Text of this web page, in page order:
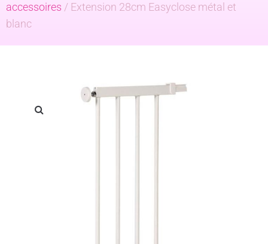
accessoires / Extension 28cm Easyclose métal et
blanc